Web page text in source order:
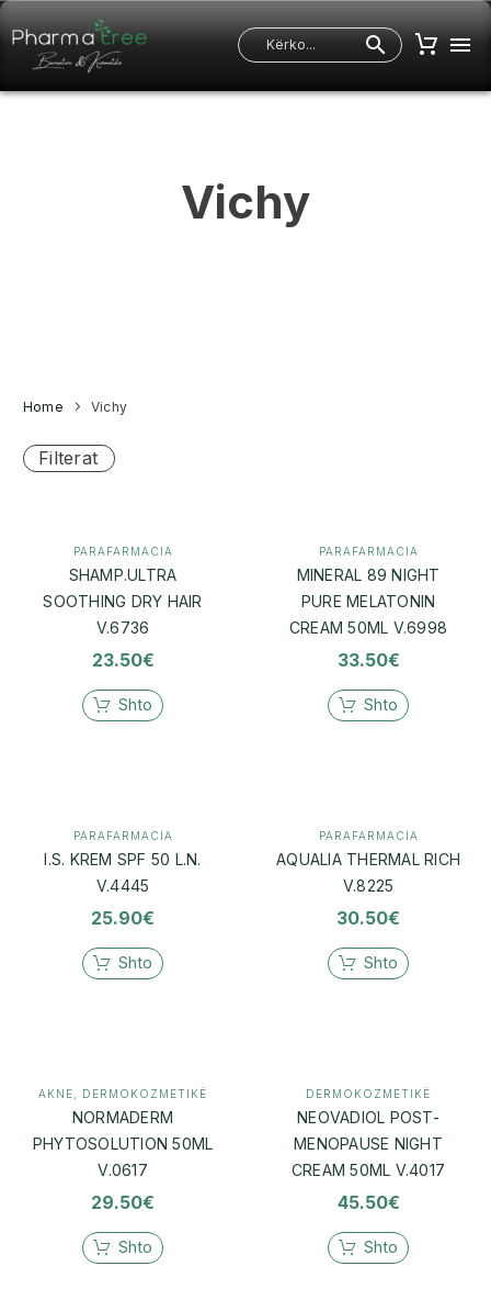
Vichy
Home Vichy
Filterat
PARAFARMACIA
SHAMP.ULTRA
SOOTHING DRY HAIR
V.6736
23.50€
Shto
PARAFARMACIA
MINERAL 89 NIGHT
PURE MELATONIN
CREAM 50ML V.6998
33.50€
Shto
PARAFARMACIA
I.S. KREM SPF 50 L.N.
V.4445
25.90€
Shto
PARAFARMACIA
AQUALIA THERMAL RICH
V.8225
30.50€
Shto
AKNE DERMOKOZMETIKË
NORMADERM
PHYTOSOLUTION 50ML
V.0617
29.50€
Shto
DERMOKOZMETIKË
NEOVADIOL POST-
MENOPAUSE NIGHT
CREAM 50ML V.4017
45.50€
Shto